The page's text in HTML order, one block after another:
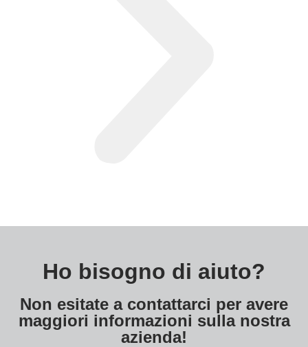
Ho bisogno di aiuto?
Non esitate a contattarci per avere
maggiori informazioni sulla nostra
azienda!